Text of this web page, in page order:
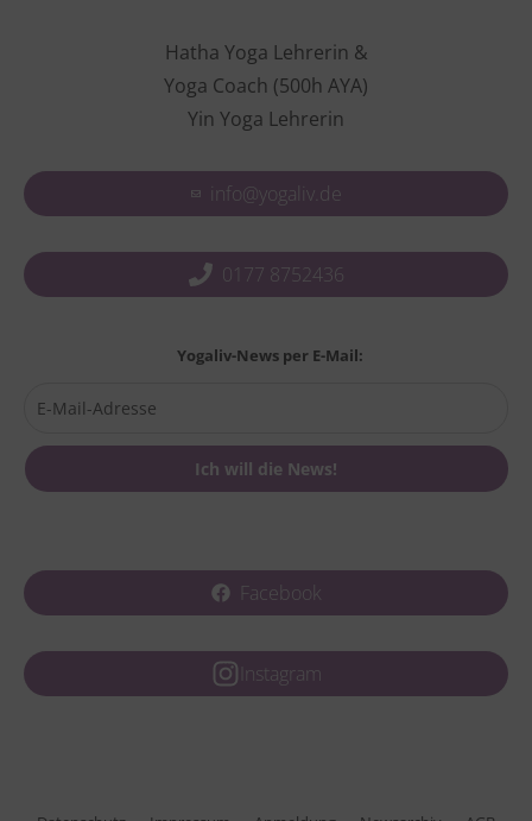
Hatha Yoga Lehrerin &
Yoga Coach (500h AYA)
Yin Yoga Lehrerin
info@yogaliv.de
0177 8752436
Yogaliv-News per E-Mail:
Facebook
Instagram